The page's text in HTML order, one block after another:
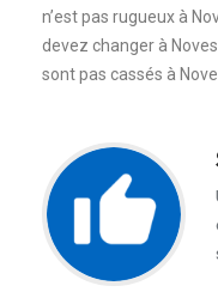
n’est pas rugueux à
devez changer à
sont pas cassés à